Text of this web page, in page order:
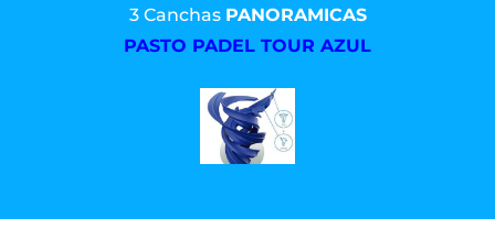
3 Canchas PANORAMICAS
PASTO PADEL TOUR AZUL